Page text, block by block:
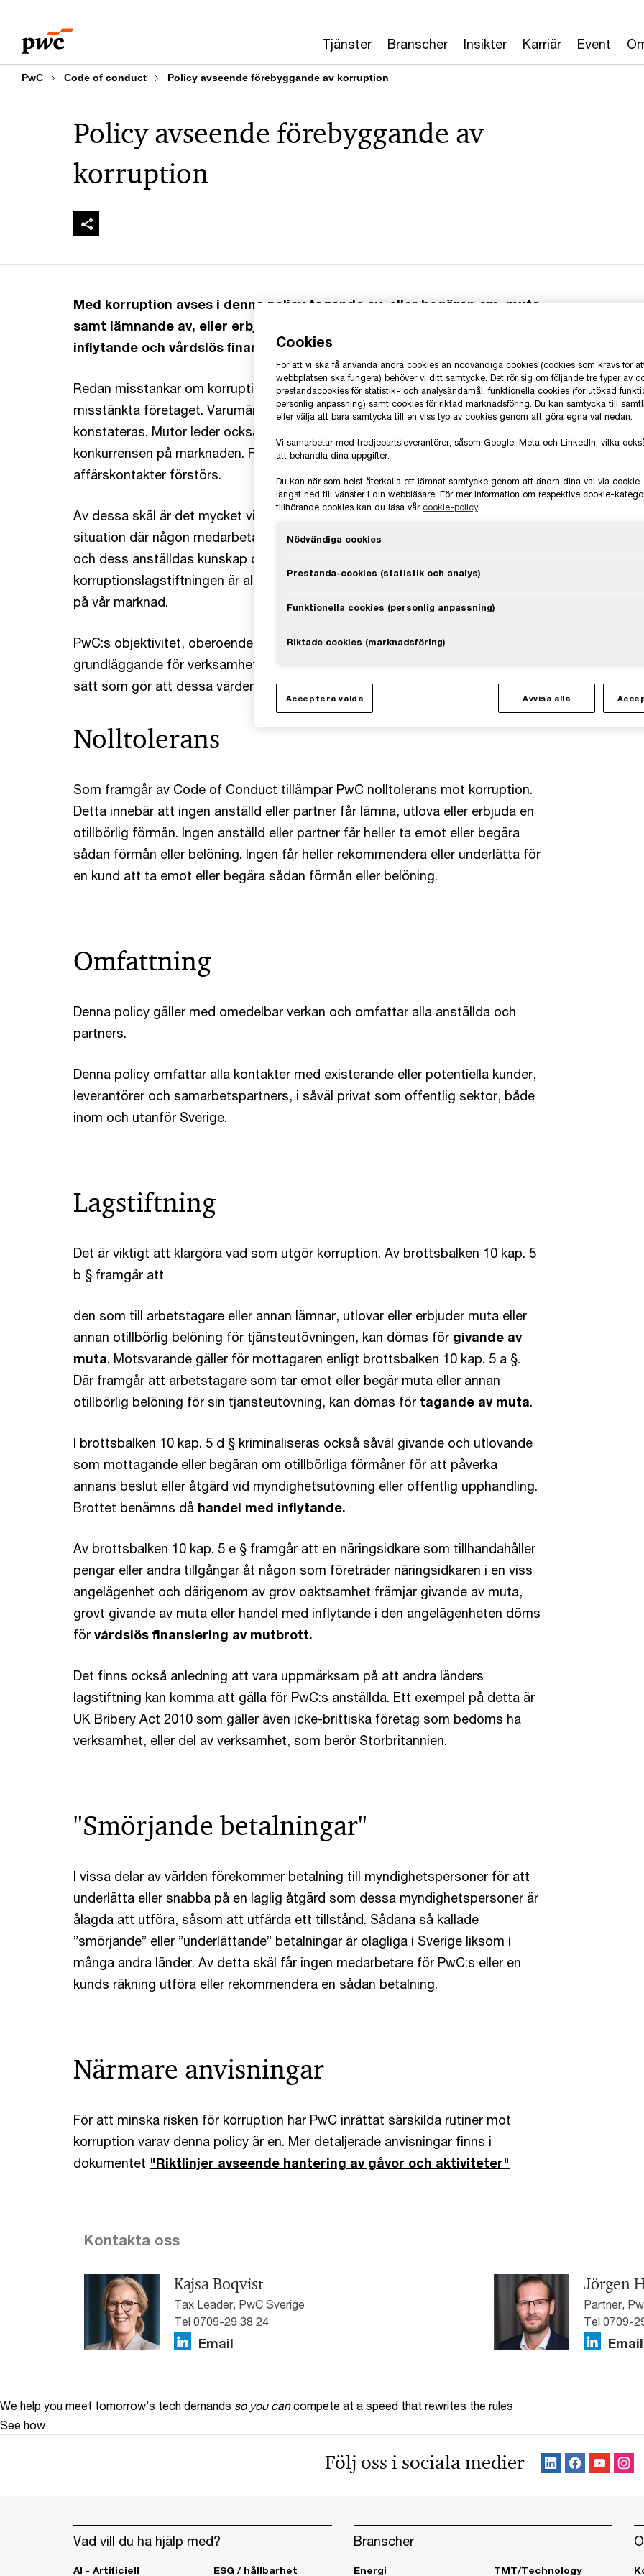
content
footer
Tjänster Branscher Insikter Karriär Event
PwC Code of conduct Policy avseende förebyggande av korruption
Policy avseende förebyggande av
korruption
Med korruption avses i denna policy tagande av, eller begäran om, muta
samt lämnande av, eller erbjudande om, muta. Även handel med
inflytande och vårdslös finansiering av mutbrott omfattas av begreppet.
Redan misstankar om korruption påverkar alla som har en relation till det
misstänkta företaget. Varumärket riskerar att skadas även om brott inte kan
konstateras. Mutor leder också till högre kostnader och snedvrider
konkurrensen på marknaden. Förtroendet från kunder och andra
affärskontakter förstörs.
Av dessa skäl är det mycket viktigt att PwC inte riskerar att hamna i en
situation där någon medarbetare kan misstänkas för korruption. Företagets
och dess anställdas kunskap om, och efterlevnad av,
korruptionslagstiftningen är alltså en förutsättning för att vi skall kunna verka
på vår marknad.
PwC:s objektivitet, oberoende, integritet och etiska agerande är
grundläggande för verksamheten, och alla anställda måste därför agera på ett
sätt som gör att dessa värderingar inte kan ifrågasättas.
Nolltolerans
Som framgår av Code of Conduct tillämpar PwC nolltolerans mot korruption.
Detta innebär att ingen anställd eller partner får lämna, utlova eller erbjuda en
otillbörlig förmån. Ingen anställd eller partner får heller ta emot eller begära
sådan förmån eller belöning. Ingen får heller rekommendera eller underlätta för
en kund att ta emot eller begära sådan förmån eller belöning.
Omfattning
Denna policy gäller med omedelbar verkan och omfattar alla anställda och
partners.
Denna policy omfattar alla kontakter med existerande eller potentiella kunder,
leverantörer och samarbetspartners, i såväl privat som offentlig sektor, både
inom och utanför Sverige.
Lagstiftning
Det är viktigt att klargöra vad som utgör korruption. Av brottsbalken 10 kap. 5
b § framgår att
den som till arbetstagare eller annan lämnar, utlovar eller erbjuder muta eller
annan otillbörlig belöning för tjänsteutövningen, kan dömas för givande av
muta. Motsvarande gäller för mottagaren enligt brottsbalken 10 kap. 5 a §.
Där framgår att arbetstagare som tar emot eller begär muta eller annan
otillbörlig belöning för sin tjänsteutövning, kan dömas för tagande av muta.
I brottsbalken 10 kap. 5 d § kriminaliseras också såväl givande och utlovande
som mottagande eller begäran om otillbörliga förmåner för att påverka
annans beslut eller åtgärd vid myndighetsutövning eller offentlig upphandling.
Brottet benämns då handel med inflytande.
Av brottsbalken 10 kap. 5 e § framgår att en näringsidkare som tillhandahåller
pengar eller andra tillgångar åt någon som företräder näringsidkaren i en viss
angelägenhet och därigenom av grov oaktsamhet främjar givande av muta,
grovt givande av muta eller handel med inflytande i den angelägenheten döms
för vårdslös finansiering av mutbrott.
Det finns också anledning att vara uppmärksam på att andra länders
lagstiftning kan komma att gälla för PwC:s anställda. Ett exempel på detta är
UK Bribery Act 2010 som gäller även icke-brittiska företag som bedöms ha
verksamhet, eller del av verksamhet, som berör Storbritannien.
"Smörjande betalningar"
I vissa delar av världen förekommer betalning till myndighetspersoner för att
underlätta eller snabba på en laglig åtgärd som dessa myndighetspersoner är
ålagda att utföra, såsom att utfärda ett tillstånd. Sådana så kallade
”smörjande” eller ”underlättande” betalningar är olagliga i Sverige liksom i
många andra länder. Av detta skäl får ingen medarbetare för PwC:s eller en
kunds räkning utföra eller rekommendera en sådan betalning.
Närmare anvisningar
För att minska risken för korruption har PwC inrättat särskilda rutiner mot
korruption varav denna policy är en. Mer detaljerade anvisningar finns i
dokumentet "Riktlinjer avseende hantering av gåvor och aktiviteter"
Kontakta oss
Kajsa Boqvist
Tax Leader, PwC Sverige
Tel 0709-29 38 24
Email
Jörgen
Partner,
Tel 0709-
Email
We help you meet tomorrow’s tech demands so you can compete at a speed that rewrites the rules
See how
Följ oss i sociala medier
Vad vill du ha hjälp med?
AI - Artificiell ESG / hållbarhet
Branscher
Energi TMT/Technology
Cookies
För att vi ska få använda andra cookies än nödvändiga cookies (cookies som krävs för
webbplatsen ska fungera) behöver vi ditt samtycke. Det rör sig om följande tre typer av
prestandacookies för statistik- och analysändamål, funktionella cookies (för utökad
personlig anpassning) samt cookies för riktad marknadsföring. Du kan samtycka till
eller välja att bara samtycka till en viss typ av cookies genom att göra egna val nedan.
Vi samarbetar med tredjepartsleverantörer, såsom Google, Meta och LinkedIn, vilka
att behandla dina uppgifter.
Du kan när som helst återkalla ett lämnat samtycke genom att ändra dina val via
längst ned till vänster i din webbläsare. För mer information om respektive cookie-
tillhörande cookies kan du läsa vår cookie-policy
Nödvändiga cookies
Prestanda-cookies (statistik och analys)
Funktionella cookies (personlig anpassning)
Riktade cookies (marknadsföring)
Acceptera valda Avvisa alla